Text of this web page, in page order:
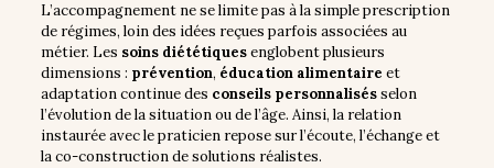
L’accompagnement ne se limite pas à la simple prescription
de régimes, loin des idées reçues parfois associées au
métier. Les soins diététiquesenglobent plusieurs
dimensions : prévention, éducation alimentaire et
adaptation continue des conseils personnalisésselon
l’évolution de la situation ou de l’âge. Ainsi, la relation
instaurée avec le praticien repose sur l’écoute, l’échange et
la co-construction de solutions réalistes.